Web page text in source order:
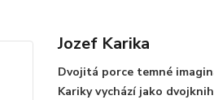
Jozef Karika
Dvojitá porce temné
Kariky vychází jako